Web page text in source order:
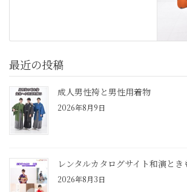
最近の投稿
成人男性袴と男性用着物
2026年8月9日
レンタルカタログサイト和演と
2026年8月3日